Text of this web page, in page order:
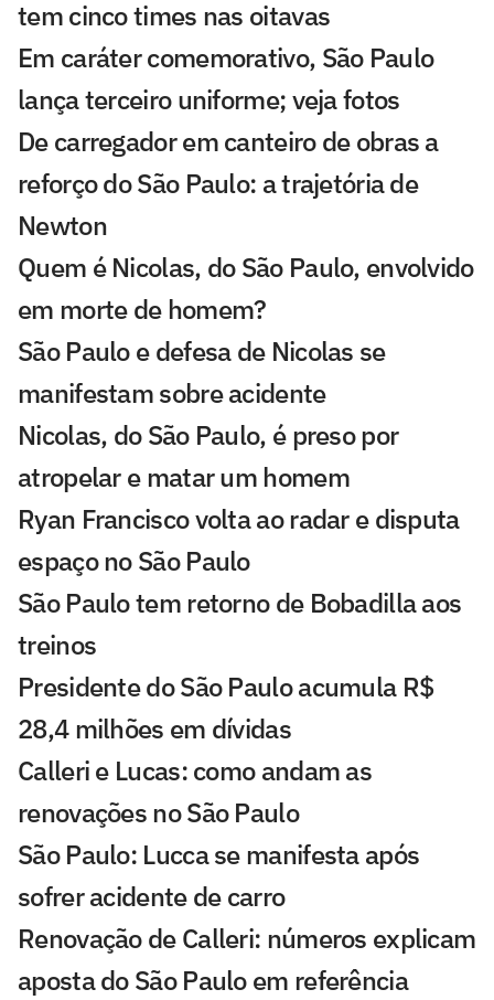
tem cinco times nas oitavas
Em caráter comemorativo, São Paulo
lança terceiro uniforme; veja fotos
De carregador em canteiro de obras a
reforço do São Paulo: a trajetória de
Newton
Quem é Nicolas, do São Paulo, envolvido
em morte de homem?
São Paulo e defesa de Nicolas se
manifestam sobre acidente
Nicolas, do São Paulo, é preso por
atropelar e matar um homem
Ryan Francisco volta ao radar e disputa
espaço no São Paulo
São Paulo tem retorno de Bobadilla aos
treinos
Presidente do São Paulo acumula R$
28,4 milhões em dívidas
Calleri e Lucas: como andam as
renovações no São Paulo
São Paulo: Lucca se manifesta após
sofrer acidente de carro
Renovação de Calleri: números explicam
aposta do São Paulo em referência